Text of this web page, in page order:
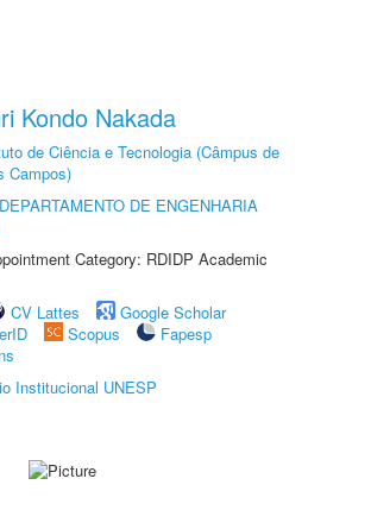
Kondo Nakada
de Ciência e Tecnologia (Câmpus de
Campos)
DEPARTAMENTO DE ENGENHARIA
Category: RDIDP Academic
CV Lattes
Google Scholar
Scopus
Fapesp
Institucional UNESP